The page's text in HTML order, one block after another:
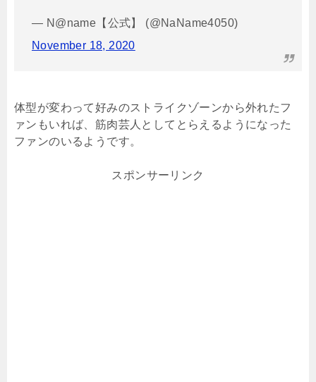
— N@name【公式】 (@NaName4050)
November 18, 2020
体型が変わって好みのストライクゾーンから外れたフ
ァンもいれば、筋肉芸人としてとらえるようになった
ファンのいるようです。
スポンサーリンク